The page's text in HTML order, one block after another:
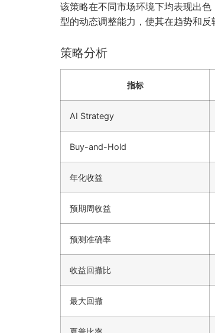
该策略在不同市场环境下均表现出
型的动态调整能力，使其在趋势和反
策略分析
指标
AI Strategy
Buy-and-Hold
年化收益
预期周收益
预测准确率
收益回撤比
最大回撤